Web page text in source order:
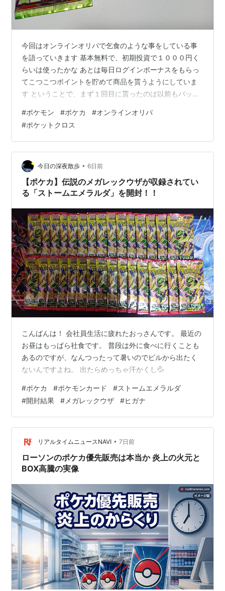
今回はオンラインオリパで乞食のような事をしている事
を語っていきます 基本無料で、初期投資で１０００円く
らいは使ったかな あとは毎日ログインボーナスをもらっ
てこつこつポイントを貯めて商品を貰うようにしていま
す ということで、まず１回目に貰ったのは以前もパック
光の方がＰＲしてるやつですね
#ポケモン #ポケカ #オンラインオリパ
#ポケットクロス
今日の深夜散歩 • 6日前
【ポケカ】伝説のメガレックウザが収録されてい
る「ストームエメラルダ」を開封！！
こんばんは！ 会社員生活に疲れたおっさんです。 最近の
お昼はもっぱら社食です。 普段は外に食べに行くことも
あるのですが、なんつったって暑いのでビルから出たく
ないんですよね。 出たらめっちゃ汗かくし💦
#ポケカ #ポケモンカード #ストームエメラルダ
#開封結果 # メガレックウザ #ヒガナ
リアルタイムニュースNAVI • 7日前
ローソンのポケカ優先販売は本当か 炎上の火元と
BOX高騰の実像